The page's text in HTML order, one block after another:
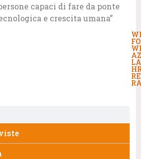
capaci di fare da ponte
e crescita umana”